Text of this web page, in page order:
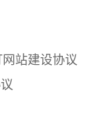
站建设协议